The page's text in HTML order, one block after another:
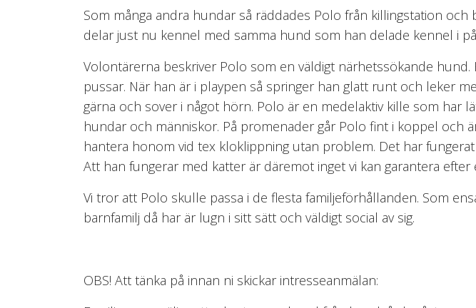
Som många andra hundar så räddades Polo från killingstation
delar just nu kennel med samma hund som han delade kennel i
Volontärerna beskriver Polo som en väldigt närhetssökande
pussar. När han är i playpen så springer han glatt runt och leker
gärna och sover i något hörn. Polo är en medelaktiv kille som har
hundar och människor. På promenader går Polo fint i koppel och
hantera honom vid tex kloklippning utan problem. Det har
Att han fungerar med katter är däremot inget vi kan garantera efter
Vi tror att Polo skulle passa i de flesta familjeförhållanden. Som
barnfamilj då har är lugn i sitt sätt och väldigt social av sig.
OBS! Att tänka på innan ni skickar intresseanmälan: